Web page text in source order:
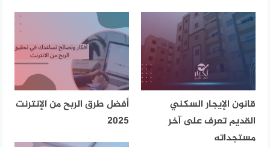
قانون الإيجار السكني
القديم تعرف على آخر
مستجداته
أفضل طرق الربح من الإنترنت
2025